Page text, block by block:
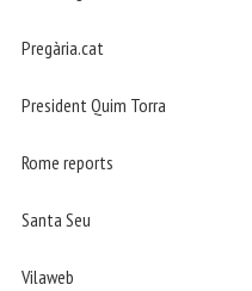
Pregària.cat
President Quim Torra
Rome reports
Santa Seu
Vilaweb